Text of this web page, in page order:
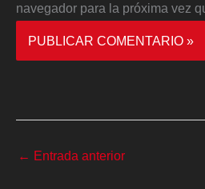
navegador para la próxima vez
← Entrada anterior